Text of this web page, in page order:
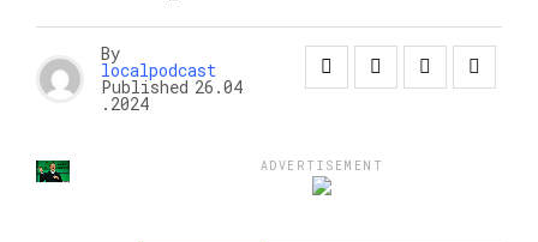
By
localpodcast
Published 26.04
.2024
ADVERTISEMENT